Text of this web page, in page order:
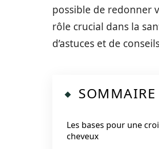
possible de redonner
rôle crucial dans la
d’astuces et de
SOMMAIRE
Les bases pour une
cheveux